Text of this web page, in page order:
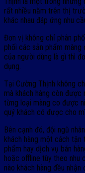
rất nhiều năm trên thị
khác nhau đáp ứng nhu
Đơn vị không chỉ phân
phối các sản phẩm màng
của người dùng là gì thì
dụng.
Tại Cường Thịnh không
mà khách hàng còn được
từng loại màng co được
quý khách có được cho
Bên cạnh đó, đội ngũ
khách hàng một cách
phẩm hay dịch vụ bán
hoặc offline tùy theo nhu
nào khách hàng đều